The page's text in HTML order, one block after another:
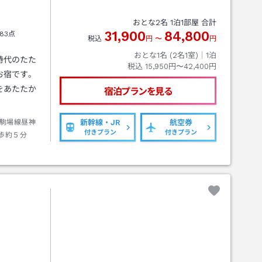
点
代のたた
です。
あたたか
場線昼神
約５分
おとな2名 1泊1部屋 合計
税込 31,900 円 〜 84,800 円
おとな1名 (2名1室)｜ 1泊
税込 15,950円〜42,400円
宿泊プランを見る
新幹線・JR
付きプラン
航空券
付きプラン